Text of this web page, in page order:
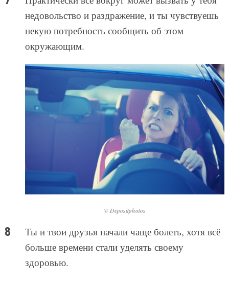
недовольство и раздражение, и ты чувствуешь
некую потребность сообщить об этом
окружающим.
© Depositphotos
Ты и твои друзья начали чаще болеть, хотя всё
больше времени стали уделять своему
здоровью.